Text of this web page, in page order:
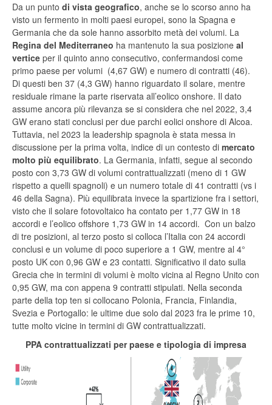
Da un punto di vista geografico, anche se lo scorso anno ha
visto un fermento in molti paesi europei, sono la Spagna e
Germania che da sole hanno assorbito metà dei volumi. La
Regina del Mediterraneo ha mantenuto la sua posizione al
vertice per il quinto anno consecutivo, confermandosi come
primo paese per volumi (4,67 GW) e numero di contratti (46).
Di questi ben 37 (4,3 GW) hanno riguardato il solare, mentre
residuale rimane la parte riservata all’eolico onshore. Il dato
assume ancora più rilevanza se si considera che nel 2022, 3,4
GW erano stati conclusi per due parchi eolici onshore di Alcoa.
Tuttavia, nel 2023 la leadership spagnola è stata messa in
discussione per la prima volta, indice di un contesto di mercato
molto più equilibrato. La Germania, infatti, segue al secondo
posto con 3,73 GW di volumi contrattualizzati (meno di 1 GW
rispetto a quelli spagnoli) e un numero totale di 41 contratti (vs i
46 della Sagna). Più equilibrata invece la spartizione fra i settori,
visto che il solare fotovoltaico ha contato per 1,77 GW in 18
accordi e l’eolico offshore 1,73 GW in 14 accordi. Con un balzo
di tre posizioni, al terzo posto si colloca l’Italia con 24 accordi
conclusi e un volume di poco superiore a 1 GW, mentre al 4°
posto UK con 0,96 GW e 23 contatti. Significativo il dato sulla
Grecia che in termini di volumi è molto vicina al Regno Unito con
0,95 GW, ma con appena 9 contratti stipulati. Nella seconda
parte della top ten si collocano Polonia, Francia, Finlandia,
Svezia e Portogallo: le ultime due solo dal 2023 fra le prime 10,
tutte molto vicine in termini di GW contrattualizzati.
PPA contrattualizzati per paese e tipologia di impresa